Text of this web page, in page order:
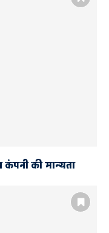
की मान्यता